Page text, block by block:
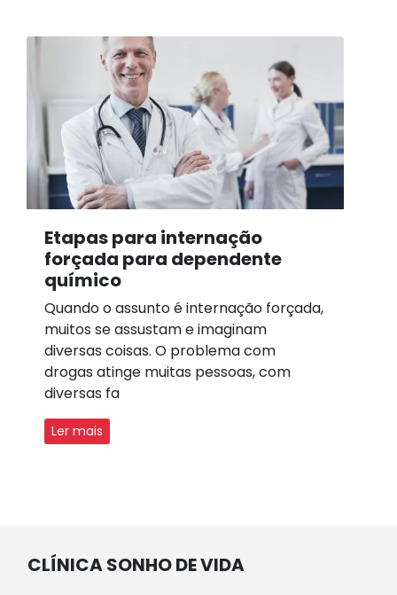
Etapas para internação
forçada para dependente
químico
Quando o assunto é internação forçada,
muitos se assustam e imaginam
diversas coisas. O problema com
drogas atinge muitas pessoas, com
diversas fa
Ler mais
CLÍNICA SONHO DE VIDA